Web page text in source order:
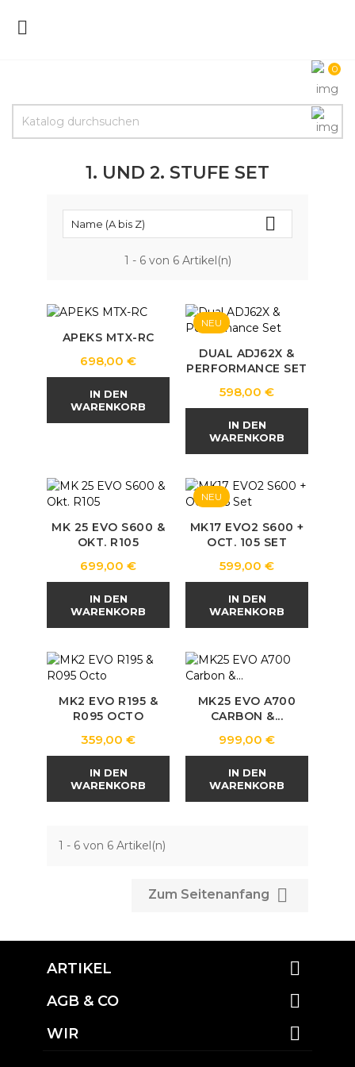

0
1. UND 2. STUFE SET
Name (A bis Z) 
1 - 6 von 6 Artikel(n)
APEKS MTX-RC
Preis
698,00 €
IN DEN
WARENKORB
NEU
DUAL ADJ62X &
PERFORMANCE SET
Preis
598,00 €
IN DEN
WARENKORB
MK 25 EVO S600 &
OKT. R105
Preis
699,00 €
IN DEN
WARENKORB
NEU
MK17 EVO2 S600 +
OCT. 105 SET
Preis
599,00 €
IN DEN
WARENKORB
MK2 EVO R195 &
R095 OCTO
Preis
359,00 €
IN DEN
WARENKORB
MK25 EVO A700
CARBON &...
Preis
999,00 €
IN DEN
WARENKORB
1 - 6 von 6 Artikel(n)
Zum Seitenanfang 
ARTIKEL 
AGB & CO 
WIR 